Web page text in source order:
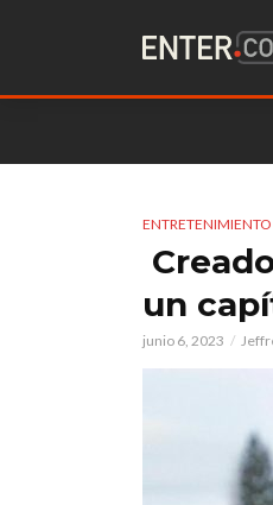
ENTRETENIMIENTO
un
junio 6, 2023